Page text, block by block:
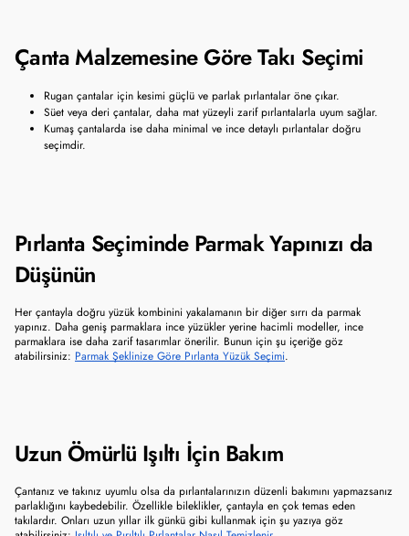
Çanta Malzemesine Göre Takı Seçimi
Rugan çantalar için kesimi güçlü ve parlak pırlantalar öne çıkar.
Süet veya deri çantalar, daha mat yüzeyli zarif pırlantalarla uyum sağlar.
Kumaş çantalarda ise daha minimal ve ince detaylı pırlantalar doğru
seçimdir.
Pırlanta Seçiminde Parmak Yapınızı da
Düşünün
Her çantayla doğru yüzük kombinini yakalamanın bir diğer sırrı da parmak
yapınız. Daha geniş parmaklara ince yüzükler yerine hacimli modeller, ince
parmaklara ise daha zarif tasarımlar önerilir. Bunun için şu içeriğe göz
atabilirsiniz: Parmak Şeklinize Göre Pırlanta Yüzük Seçimi.
Uzun Ömürlü Işıltı İçin Bakım
Çantanız ve takınız uyumlu olsa da pırlantalarınızın düzenli bakımını yapmazsanız
parlaklığını kaybedebilir. Özellikle bileklikler, çantayla en çok temas eden
takılardır. Onları uzun yıllar ilk günkü gibi kullanmak için şu yazıya göz